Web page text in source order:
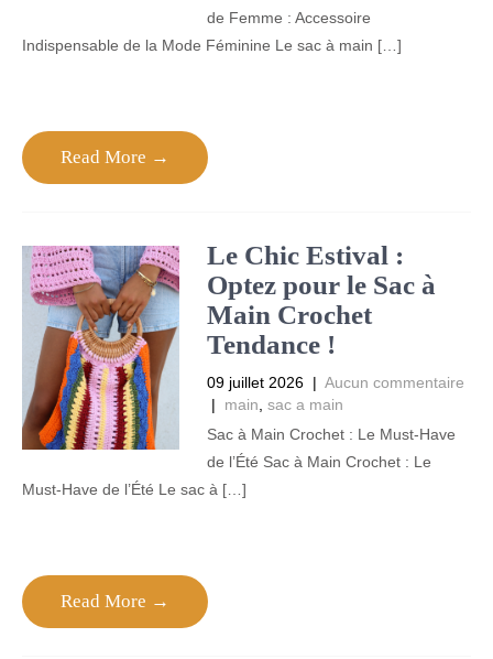
de Femme : Accessoire
Indispensable de la Mode Féminine Le sac à main […]
Read More →
Le Chic Estival :
Optez pour le Sac à
Main Crochet
Tendance !
09 juillet 2026 | Aucun commentaire
| main sac a main
Sac à Main Crochet : Le Must-Have
de l’Été Sac à Main Crochet : Le
Must-Have de l’Été Le sac à […]
Read More →